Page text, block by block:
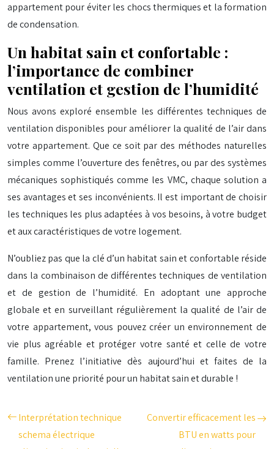
appartement pour éviter les chocs thermiques et la formation
de condensation.
Un habitat sain et confortable :
l’importance de combiner
ventilation et gestion de l’humidité
Nous avons exploré ensemble les différentes techniques de
ventilation disponibles pour améliorer la qualité de l’air dans
votre appartement. Que ce soit par des méthodes naturelles
simples comme l’ouverture des fenêtres, ou par des systèmes
mécaniques sophistiqués comme les VMC, chaque solution a
ses avantages et ses inconvénients. Il est important de choisir
les techniques les plus adaptées à vos besoins, à votre budget
et aux caractéristiques de votre logement.
N’oubliez pas que la clé d’un habitat sain et confortable réside
dans la combinaison de différentes techniques de ventilation
et de gestion de l’humidité. En adoptant une approche
globale et en surveillant régulièrement la qualité de l’air de
votre appartement, vous pouvez créer un environnement de
vie plus agréable et protéger votre santé et celle de votre
famille. Prenez l’initiative dès aujourd’hui et faites de la
ventilation une priorité pour un habitat sain et durable !
Interprétation technique
schema électrique
Convertir efficacement les
BTU en watts pour